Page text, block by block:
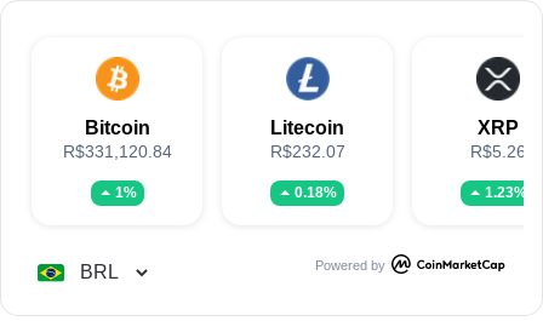
Bitcoin
R$331,120.84
1%
Litecoin
R$232.07
0.18%
XRP
R$5.26
1.23%
Powered by